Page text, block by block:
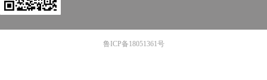
鲁ICP备18051361号